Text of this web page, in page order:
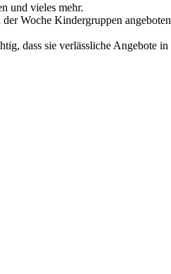
und vieles mehr.
Woche Kindergruppen
dass sie verlässliche Angebote in